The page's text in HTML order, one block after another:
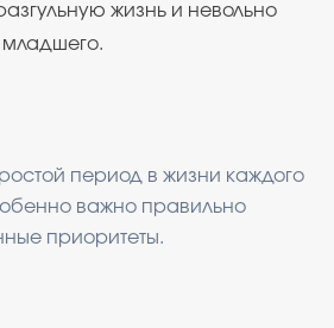
жизнь и невольно
младшего.
период в жизни каждого
важно правильно
приоритеты.